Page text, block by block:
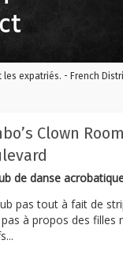
les expatriés. - French
Clown
de danse
pas tout à fait de
pas à propos des filles